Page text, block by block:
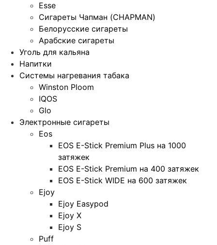
Esse
Сигареты Чапман (CHAPMAN)
Белорусские сигареты
Арабские сигареты
Уголь для кальяна
Напитки
Системы нагревания табака
Winston Ploom
IQOS
Glo
Электронные сигареты
Eos
EOS E-Stick Premium Plus на 1000
затяжек
EOS E-Stick Premium на 400 затяжек
EOS E-Stick WIDE на 600 затяжек
Ejoy
Ejoy Easypod
Ejoy X
Ejoy S
Puff